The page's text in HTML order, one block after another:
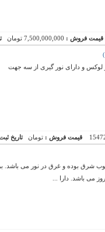
قیمت فروش : 7,500,000,000 تومان
قیمت فروش : تومانتاریخ
۹ واقع شده است. واحد جنوب شرق بوده و غرق در
می باشد. دارا ...